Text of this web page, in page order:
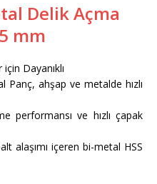
Delik Açma
mm
Dayanıklı
ahşap ve metalde hızlı
performansı ve hızlı çapak
alaşımı içeren bi-metal HSS